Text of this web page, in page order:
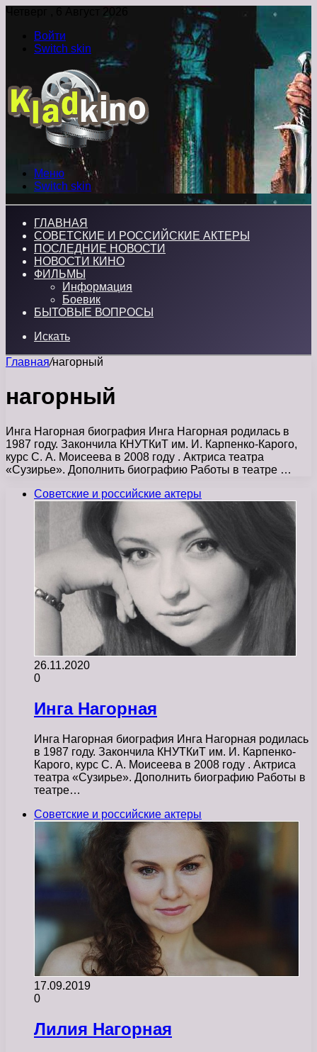
Четверг , 6 Август 2026
Войти
Switch skin
Меню
Switch skin
ГЛАВНАЯ
СОВЕТСКИЕ И РОССИЙСКИЕ АКТЕРЫ
ПОСЛЕДНИЕ НОВОСТИ
НОВОСТИ КИНО
ФИЛЬМЫ
Информация
Боевик
БЫТОВЫЕ ВОПРОСЫ
Искать
Главная/нагорный
нагорный
Инга Нагорная биография Инга Нагорная родилась в
1987 году. Закончила КНУТКиТ им. И. Карпенко-Карого,
курс С. А. Моисеева в 2008 году . Актриса театра
«Сузирье». Дополнить биографию Работы в театре …
Советские и российские актеры
26.11.2020
0
Инга Нагорная
Инга Нагорная биография Инга Нагорная родилась
в 1987 году. Закончила КНУТКиТ им. И. Карпенко-
Карого, курс С. А. Моисеева в 2008 году . Актриса
театра «Сузирье». Дополнить биографию Работы в
театре…
Советские и российские актеры
17.09.2019
0
Лилия Нагорная